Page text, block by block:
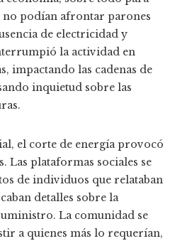
podían afrontar parones
de electricidad y
la actividad en
impactando las cadenas de
inquietud sobre las
el corte de energía provocó
Las plataformas sociales se
de individuos que relataban
detalles sobre la
La comunidad se
a quienes más lo requerían,